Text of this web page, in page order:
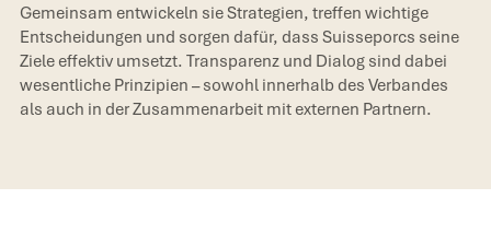
Gemeinsam entwickeln sie Strategien, treffen wichtige
Entscheidungen und sorgen dafür, dass Suisseporcs seine
Ziele effektiv umsetzt. Transparenz und Dialog sind dabei
wesentliche Prinzipien – sowohl innerhalb des Verbandes
als auch in der Zusammenarbeit mit externen Partnern.